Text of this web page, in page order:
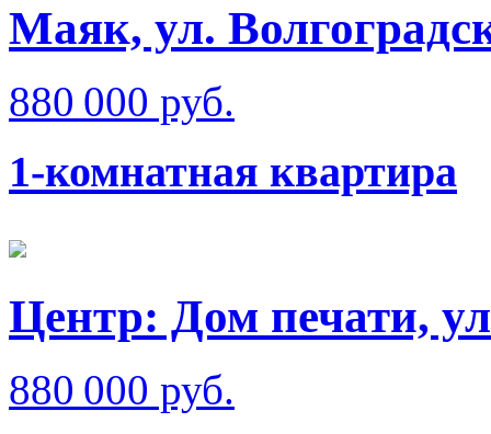
Маяк, ул.
880 000 руб.
1-комнатная квартира
Центр: Дом печати,
880 000 руб.